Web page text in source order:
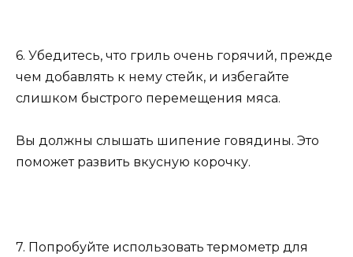
6. Убедитесь, что гриль очень горячий, прежде
чем добавлять к нему стейк, и избегайте
слишком быстрого перемещения мяса.
Вы должны слышать шипение говядины. Это
поможет развить вкусную корочку.
7. Попробуйте использовать термометр для